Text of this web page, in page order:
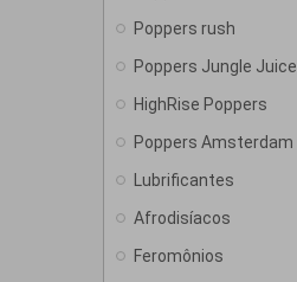
Poppers rush
Poppers Jungle Juice
HighRise Poppers
Poppers Amsterdam
Lubrificantes
Afrodisíacos
Feromônios